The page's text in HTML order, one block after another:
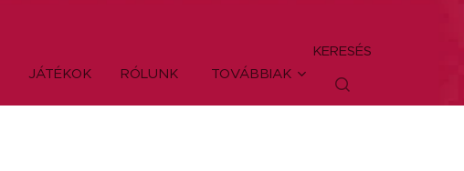
JÁTÉKOK RÓLUNK TOVÁBBIAK
KERESÉS